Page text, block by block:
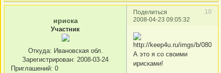
Поделиться
10
2008-04-23 09:05:32
ириска
Участник
Откуда: Ивановская обл.
Зарегистрирован: 2008-03-24
Приглашений: 0
А это я со своими
ирисками!